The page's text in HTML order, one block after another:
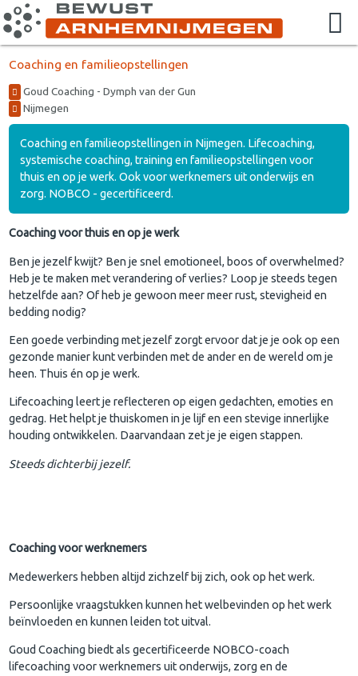
Coaching en familieopstellingen
Goud Coaching - Dymph van der Gun
Nijmegen
Coaching en familieopstellingen in Nijmegen. Lifecoaching,
systemische coaching, training en familieopstellingen voor
thuis en op je werk. Ook voor werknemers uit onderwijs en
zorg. NOBCO - gecertificeerd.
Coaching voor thuis en op je werk
Ben je jezelf kwijt? Ben je snel emotioneel, boos of overwhelmed?
Heb je te maken met verandering of verlies? Loop je steeds tegen
hetzelfde aan? Of heb je gewoon meer meer rust, stevigheid en
bedding nodig?
Een goede verbinding met jezelf zorgt ervoor dat je je ook op een
gezonde manier kunt verbinden met de ander en de wereld om je
heen. Thuis én op je werk.
Lifecoaching leert je reflecteren op eigen gedachten, emoties en
gedrag. Het helpt je thuiskomen in je lijf en een stevige innerlijke
houding ontwikkelen. Daarvandaan zet je je eigen stappen.
Steeds dichterbij jezelf.
Coaching voor werknemers
Medewerkers hebben altijd zichzelf bij zich, ook op het werk.
Persoonlijke vraagstukken kunnen het welbevinden op het werk
beïnvloeden en kunnen leiden tot uitval.
Goud Coaching biedt als gecertificeerde NOBCO-coach
lifecoaching voor werknemers uit onderwijs, zorg en de